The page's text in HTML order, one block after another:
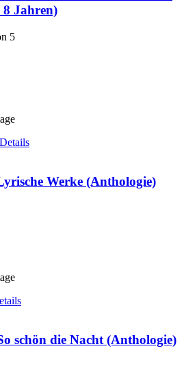
Jahren)
5
Dieses
werden
Details
Werke (Anthologie)
schön die Nacht (Anthologie)